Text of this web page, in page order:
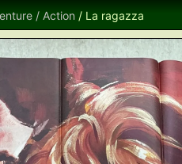
/ Action / La ragazza